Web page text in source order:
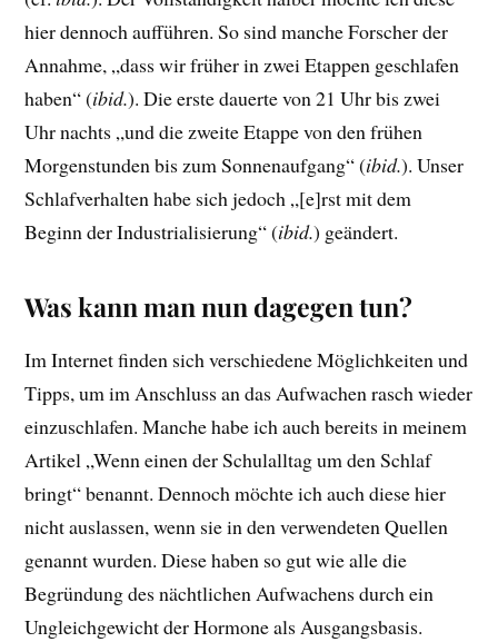
hier dennoch aufführen. So sind manche Forscher der
Annahme, „dass wir früher in zwei Etappen geschlafen
haben“ (ibid.). Die erste dauerte von 21 Uhr bis zwei
Uhr nachts „und die zweite Etappe von den frühen
Morgenstunden bis zum Sonnenaufgang“ (ibid.). Unser
Schlafverhalten habe sich jedoch „[e]rst mit dem
Beginn der Industrialisierung“ (ibid.) geändert.
Was kann man nun dagegen tun?
Im Internet finden sich verschiedene Möglichkeiten und
Tipps, um im Anschluss an das Aufwachen rasch wieder
einzuschlafen. Manche habe ich auch bereits in meinem
Artikel „Wenn einen der Schulalltag um den Schlaf
bringt“ benannt. Dennoch möchte ich auch diese hier
nicht auslassen, wenn sie in den verwendeten Quellen
genannt wurden. Diese haben so gut wie alle die
Begründung des nächtlichen Aufwachens durch ein
Ungleichgewicht der Hormone als Ausgangsbasis.